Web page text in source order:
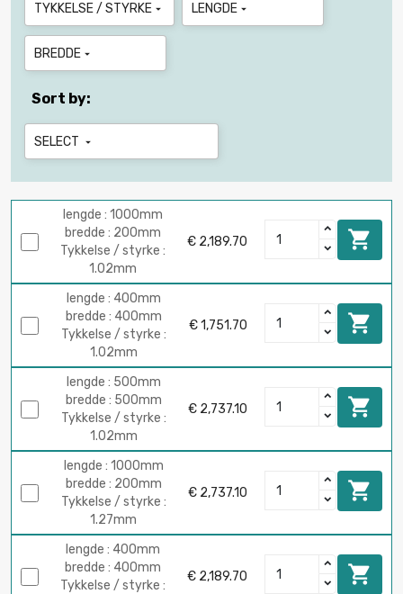
TYKKELSE / STYRKE  LENGDE 
BREDDE 
Sort by:
SELECT 
lengde : 1000mm
bredde : 200mm
Tykkelse / styrke :
1.02mm
€ 2,189.70 
lengde : 400mm
bredde : 400mm
Tykkelse / styrke :
1.02mm
€ 1,751.70 
lengde : 500mm
bredde : 500mm
Tykkelse / styrke :
1.02mm
€ 2,737.10 
lengde : 1000mm
bredde : 200mm
Tykkelse / styrke :
1.27mm
€ 2,737.10 
lengde : 400mm
bredde : 400mm
Tykkelse / styrke :
€ 2,189.70 